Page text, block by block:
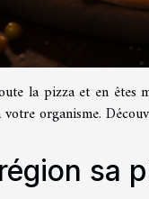
la pizza et en êtes
organisme.
sa